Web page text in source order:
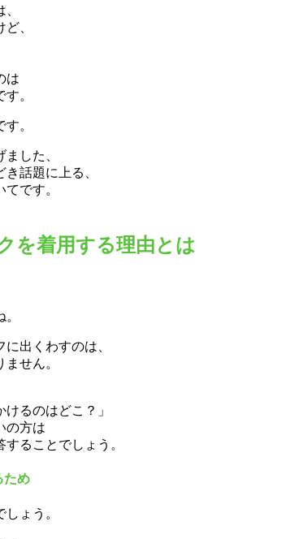
、
は
。
。
した、
話題に上る、
てです。
を着用する理由とは
出くわすのは、
せん。
けるのはどこ？」
の方は
することでしょう。
ため
ょう。